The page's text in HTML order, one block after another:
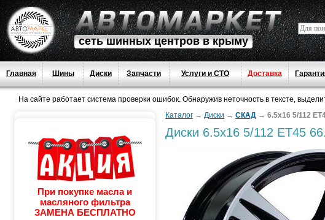
сеть шинных центров в крыму
Главная Шины Диски Запчасти Услуги и СТО Доставка
На сайте работает система проверки ошибок. Обнаружив неточность в тексте,
При покупке масла и
масляного фильтра
ЗАМЕНА БЕСПЛАТНО
Каталог → Диски → СКАД → 6.5x16 5/112
Диски 6.5x16 5/112 ET45